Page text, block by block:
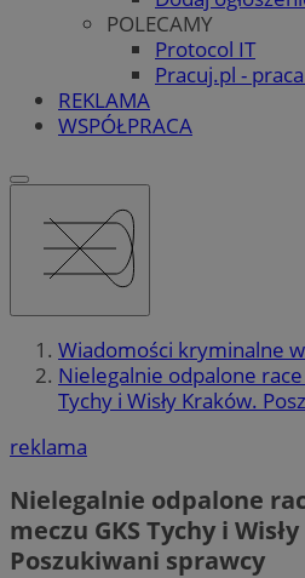
POLECAMY
Protocol IT
Pracuj.pl -
REKLAMA
WSPÓŁPRACA
Wiadomości kryminalne
Nielegalnie odpalone
Tychy i Wisły Kraków.
reklama
Nielegalnie odpalone
meczu GKS Tychy i
Poszukiwani sprawcy